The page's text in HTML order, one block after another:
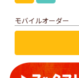
モバイルオーダー